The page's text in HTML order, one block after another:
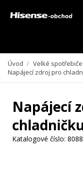
Vzhledem k aktuální
Úvod / Velké spotřebiče
Napájecí zdroj pro
Napájecí
Katalogové číslo: